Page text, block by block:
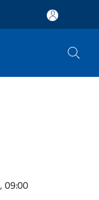
09:00